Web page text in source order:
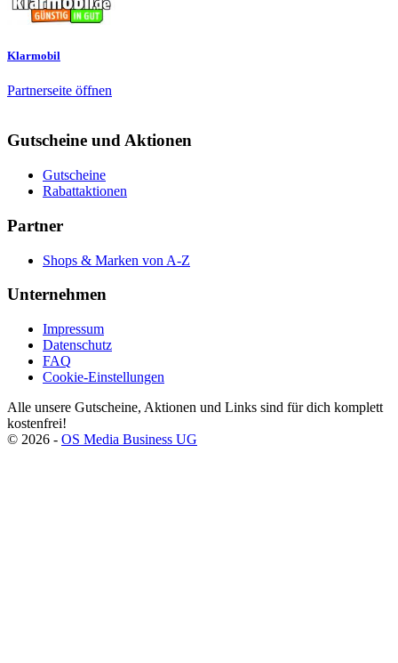
Klarmobil
Partnerseite öffnen
Gutscheine und Aktionen
Gutscheine
Rabattaktionen
Partner
Shops & Marken von A-Z
Unternehmen
Impressum
Datenschutz
FAQ
Cookie-Einstellungen
Alle unsere Gutscheine, Aktionen und Links sind für dich komplett
kostenfrei!
© 2026 - OS Media Business UG